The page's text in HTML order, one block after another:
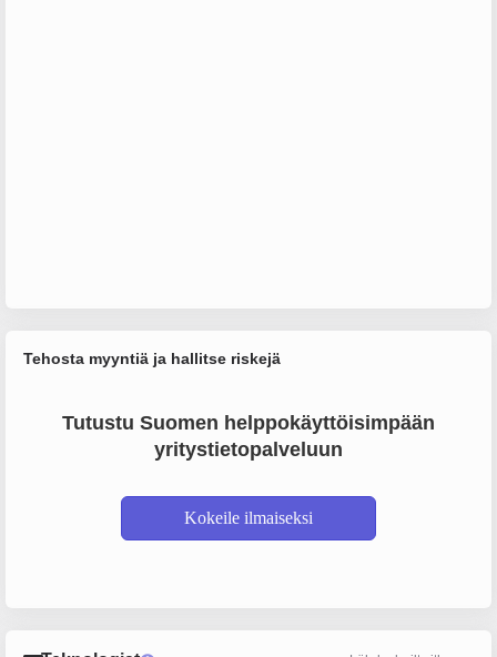
Tehosta myyntiä ja hallitse riskejä
Tutustu Suomen helppokäyttöisimpään
yritystietopalveluun
Kokeile ilmaiseksi